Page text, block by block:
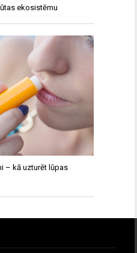
ekosistēmu
– kā uzturēt lūpas